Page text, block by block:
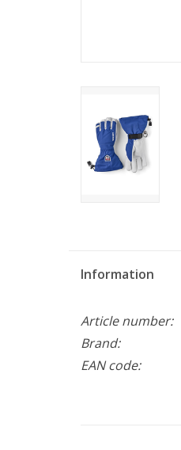
Information
Article number:
Brand:
EAN code: